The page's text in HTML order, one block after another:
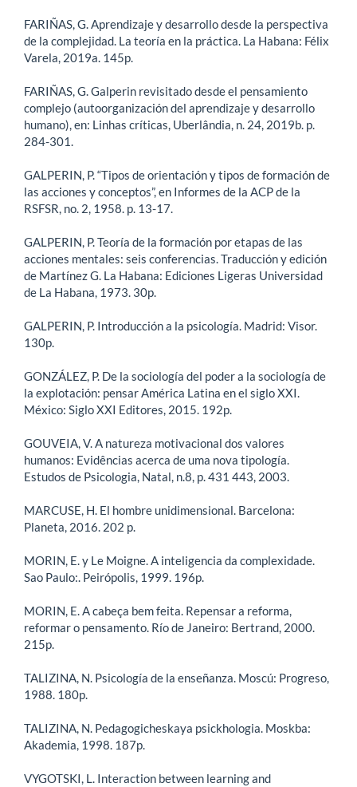
FARIÑAS, G. Aprendizaje y desarrollo desde la perspectiva
de la complejidad. La teoría en la práctica. La Habana: Félix
Varela, 2019a. 145p.
FARIÑAS, G. Galperin revisitado desde el pensamiento
complejo (autoorganización del aprendizaje y desarrollo
humano), en: Linhas críticas, Uberlândia, n. 24, 2019b. p.
284-301.
GALPERIN, P. “Tipos de orientación y tipos de formación de
las acciones y conceptos”, en Informes de la ACP de la
RSFSR, no. 2, 1958. p. 13-17.
GALPERIN, P. Teoría de la formación por etapas de las
acciones mentales: seis conferencias. Traducción y edición
de Martínez G. La Habana: Ediciones Ligeras Universidad
de La Habana, 1973. 30p.
GALPERIN, P. Introducción a la psicología. Madrid: Visor.
130p.
GONZÁLEZ, P. De la sociología del poder a la sociología de
la explotación: pensar América Latina en el siglo XXI.
México: Siglo XXI Editores, 2015. 192p.
GOUVEIA, V. A natureza motivacional dos valores
humanos: Evidências acerca de uma nova tipología.
Estudos de Psicologia, Natal, n.8, p. 431 443, 2003.
MARCUSE, H. El hombre unidimensional. Barcelona:
Planeta, 2016. 202 p.
MORIN, E. y Le Moigne. A inteligencia da complexidade.
Sao Paulo:. Peirópolis, 1999. 196p.
MORIN, E. A cabeça bem feita. Repensar a reforma,
reformar o pensamento. Río de Janeiro: Bertrand, 2000.
215p.
TALIZINA, N. Psicología de la enseñanza. Moscú: Progreso,
1988. 180p.
TALIZINA, N. Pedagogicheskaya psickhologia. Moskba:
Akademia, 1998. 187p.
VYGOTSKI, L. Interaction between learning and